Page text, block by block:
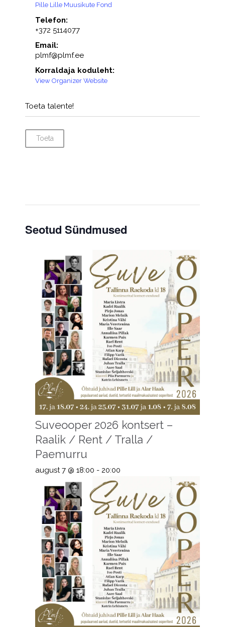
Pille Lille Muusikute Fond
Telefon:
+372 5114077
Email:
plmf@plmf.ee
Korraldaja koduleht:
View Organizer Website
Toeta talente!
Toeta
Seotud Sündmused
Suveooper 2026 kontsert –
Raalik / Rent / Tralla /
Paemurru
august 7 @ 18:00 - 20:00